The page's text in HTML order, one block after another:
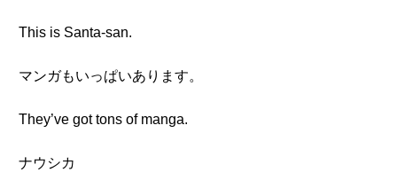
This is Santa-san.
マンガもいっぱいあります。
They’ve got tons of manga.
ナウシカ